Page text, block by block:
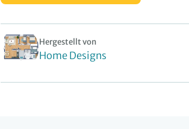
Hergestellt von
Home Designs